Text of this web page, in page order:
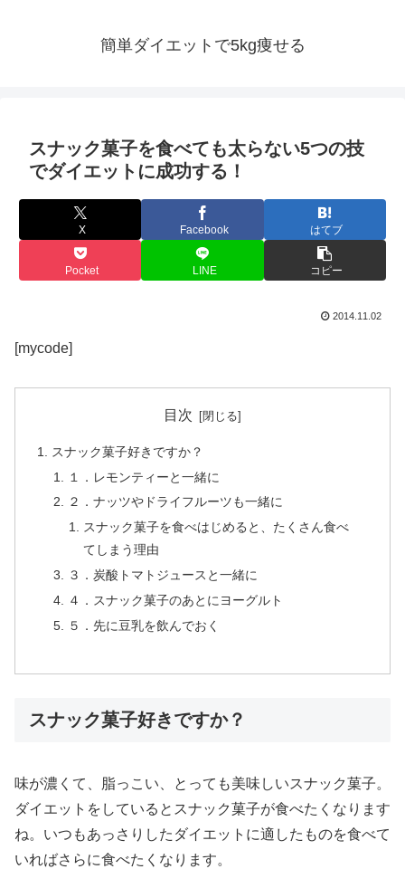
簡単ダイエットで5kg痩せる
スナック菓子を食べても太らない5つの技
でダイエットに成功する！
X Facebook はてブ
Pocket LINE コピー
2014.11.02
[mycode]
目次
スナック菓子好きですか？
１．レモンティーと一緒に
２．ナッツやドライフルーツも一緒に
スナック菓子を食べはじめると、たくさん食べ
てしまう理由
３．炭酸トマトジュースと一緒に
４．スナック菓子のあとにヨーグルト
５．先に豆乳を飲んでおく
スナック菓子好きですか？
味が濃くて、脂っこい、とっても美味しいスナック菓子。
ダイエットをしているとスナック菓子が食べたくなります
ね。いつもあっさりしたダイエットに適したものを食べて
いればさらに食べたくなります。